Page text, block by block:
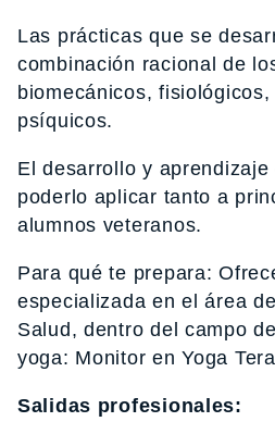
Las prácticas que se
combinación racional de
biomecánicos,
psíquicos.
El desarrollo y
poderlo aplicar tanto a
alumnos veteranos.
Para qué te prepara:
especializada en el área
Salud, dentro del campo
yoga: Monitor en Yoga
Salidas profesionales: